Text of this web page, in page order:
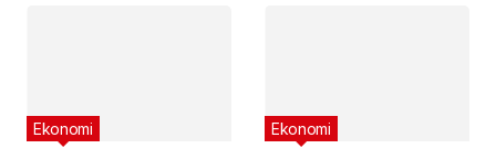
Ekonomi Ekonomi